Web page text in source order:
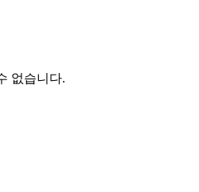
없습니다.